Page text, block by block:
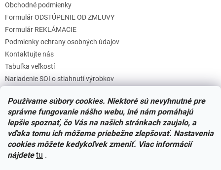
Používame súbory cookies. Niektoré sú nevyhnutné pre
správne fungovanie nášho webu, iné nám pomáhajú
lepšie spoznať, čo Vás na našich stránkach zaujalo, a
vďaka tomu ich môžeme priebežne zlepšovať. Nastavenia
cookies môžete kedykoľvek zmeniť. Viac informácií
nájdete tu .
Obchodné podmienky
Formulár ODSTÚPENIE OD ZMLUVY
Formulár REKLÁMACIE
Podmienky ochrany osobných údajov
Kontaktujte nás
Tabuľka veľkostí
Nariadenie SOI o stiahnutí výrobkov
Zásady súborov COOKIES
Facebook